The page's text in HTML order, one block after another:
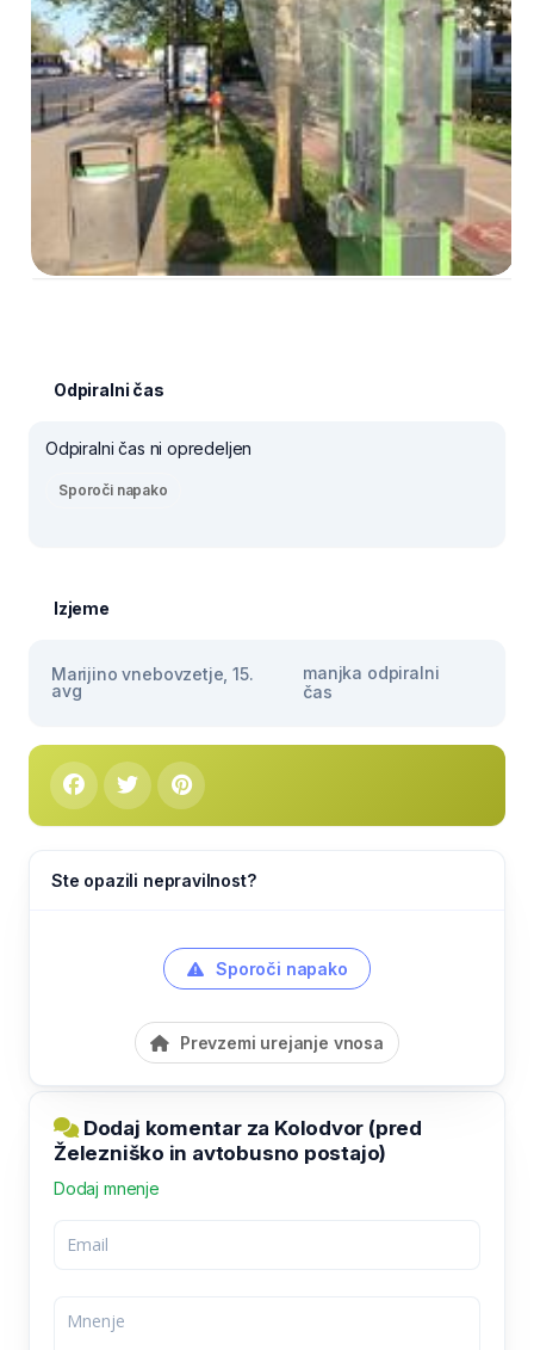
Odpiralni čas
Odpiralni čas ni opredeljen
Sporoči napako
Izjeme
Marijino vnebovzetje, 15.
avg
manjka odpiralni
čas
Ste opazili nepravilnost?
Sporoči napako
Prevzemi urejanje vnosa
Dodaj komentar za Kolodvor (pred
Železniško in avtobusno postajo)
Dodaj mnenje